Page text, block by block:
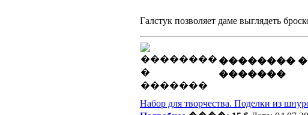
Галстук позволяет даме выглядеть
�������� �
�������
Набор для творчества. Поделки из